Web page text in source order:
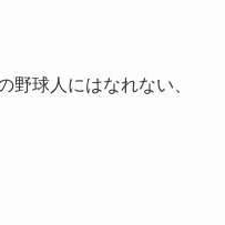
野球人にはなれない、